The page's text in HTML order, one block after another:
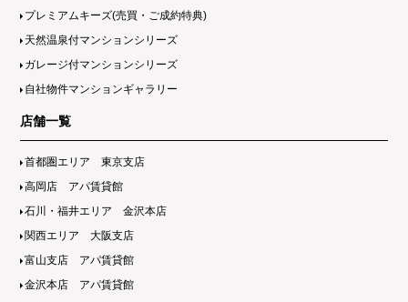
プレミアムキーズ(売買・ご成約特典)
天然温泉付マンションシリーズ
ガレージ付マンションシリーズ
自社物件マンションギャラリー
店舗一覧
首都圏エリア 東京支店
高岡店 アパ賃貸館
石川・福井エリア 金沢本店
関西エリア 大阪支店
富山支店 アパ賃貸館
金沢本店 アパ賃貸館